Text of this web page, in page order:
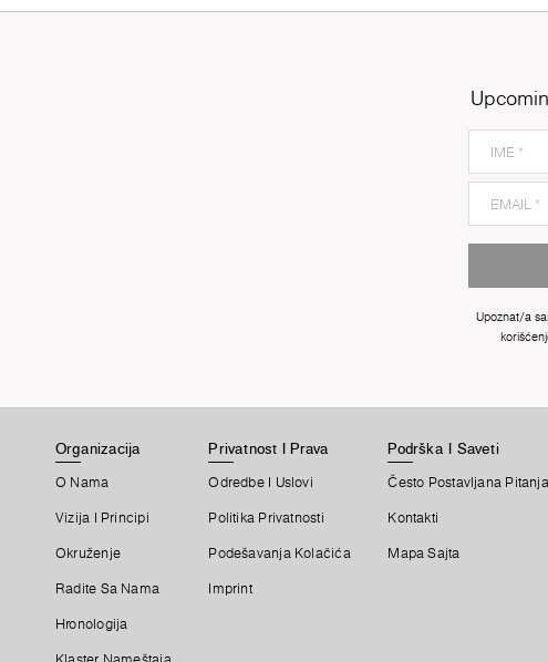
Upoznat/a
Organizacija
O Nama
Vizija I Principi
Okruženje
Radite Sa Nama
Hronologija
Privatnost I Prava
Odredbe I Uslovi
Politika Privatnosti
Podešavanja Kolačića
Imprint
Podrška I Saveti
Često Postavljana Pitanja
Kontakti
Mapa Sajta